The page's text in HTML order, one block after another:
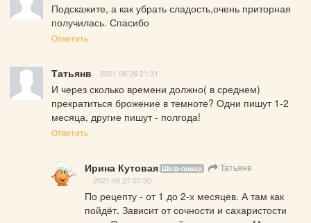
Подскажите, а как убрать сладость,очень приторная
получилась. Спасибо
Ответить
Татьянв 2021.08.26 21:31
И через сколько времени должно( в среднем)
прекратиться брожение в темноте? Одни пишут 1-2
месяца, другие пишут - полгода!
Ответить
Ирина Кутовая Шеф-повар Татьянв
2021.08.27 07:30
По рецепту - от 1 до 2-х месяцев. А там как
пойдёт. Зависит от сочности и сахаристости